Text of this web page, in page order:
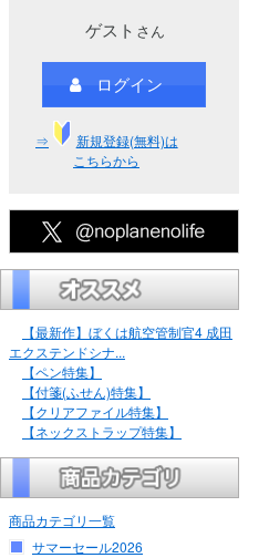
ゲスト さん
ログイン
⇒
新規登録(無料)は
こちらから
【最新作】ぼくは航空管制官4 成田
エクステンドシナ...
【ペン特集】
【付箋(ふせん)特集】
【クリアファイル特集】
【ネックストラップ特集】
商品カテゴリ一覧
サマーセール2026